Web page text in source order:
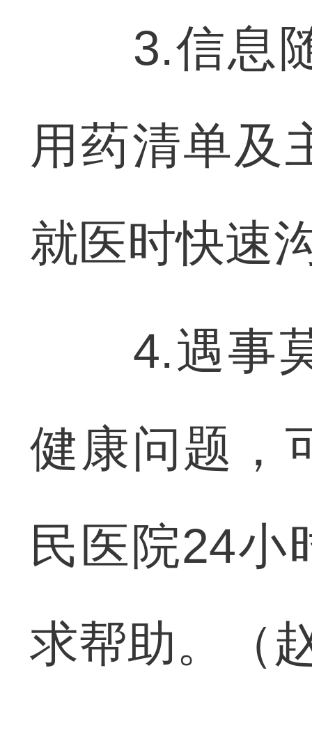
3.信息随
用药清单及
就医时快速
4.遇事莫
健康问题，
民医院24小
求帮助。（